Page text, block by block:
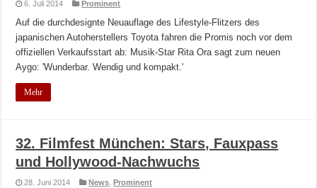
6. Juli 2014 Prominent
Auf die durchdesignte Neuauflage des Lifestyle-Flitzers des
japanischen Autoherstellers Toyota fahren die Promis noch vor dem
offiziellen Verkaufsstart ab: Musik-Star Rita Ora sagt zum neuen
Aygo: 'Wunderbar. Wendig und kompakt.'
Mehr
32. Filmfest München: Stars, Fauxpass
und Hollywood-Nachwuchs
28. Juni 2014 News ,Prominent